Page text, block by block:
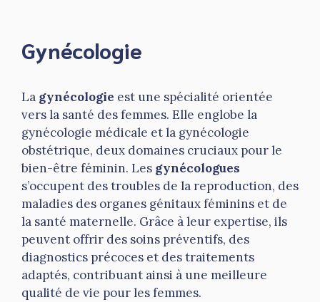
Gynécologie
La gynécologie est une spécialité orientée
vers la santé des femmes. Elle englobe la
gynécologie médicale et la gynécologie
obstétrique, deux domaines cruciaux pour le
bien-être féminin. Les gynécologues
s’occupent des troubles de la reproduction, des
maladies des organes génitaux féminins et de
la santé maternelle. Grâce à leur expertise, ils
peuvent offrir des soins préventifs, des
diagnostics précoces et des traitements
adaptés, contribuant ainsi à une meilleure
qualité de vie pour les femmes.